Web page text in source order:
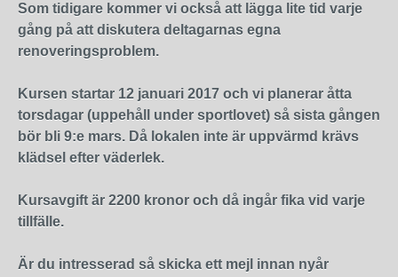
Som tidigare kommer vi också att lägga lite tid varje
gång på att diskutera deltagarnas egna
renoveringsproblem.
Kursen startar 12 januari 2017 och vi planerar åtta
torsdagar (uppehåll under sportlovet) så sista gången
bör bli 9:e mars. Då lokalen inte är uppvärmd krävs
klädsel efter väderlek.
Kursavgift är 2200 kronor och då ingår fika vid varje
tillfälle.
Är du intresserad så skicka ett mejl innan nyår